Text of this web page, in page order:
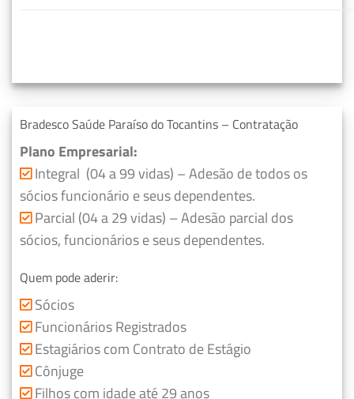
Bradesco Saúde Paraíso do Tocantins – Contratação
Plano Empresarial:
Integral (04 a 99 vidas) – Adesão de todos os
sócios funcionário e seus dependentes.
Parcial (04 a 29 vidas) – Adesão parcial dos
sócios, funcionários e seus dependentes.
Quem pode aderir:
Sócios
Funcionários Registrados
Estagiários com Contrato de Estágio
Cônjuge
Filhos com idade até 29 anos